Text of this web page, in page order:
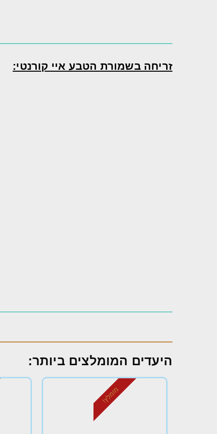
זריחה בשמורת הטבע איי קורנטי:
היעדים המומלצים ביותר:
מומלץ!